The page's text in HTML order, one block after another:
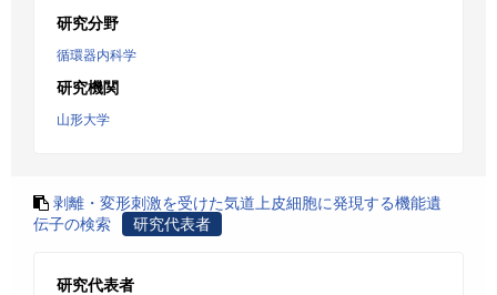
研究分野
循環器内科学
研究機関
山形大学
剥離・変形刺激を受けた気道上皮細胞に発現する機能遺
伝子の検索
研究代表者
研究代表者